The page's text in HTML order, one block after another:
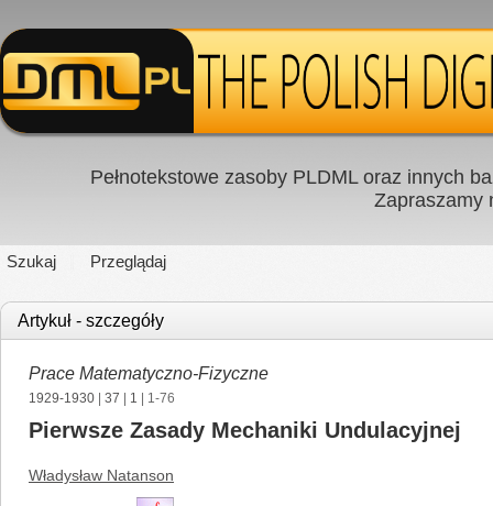
Pełnotekstowe zasoby PLDML oraz innych
Zapraszamy
Szukaj Przeglądaj
Artykuł - szczegóły
Prace Matematyczno-Fizyczne
1929-1930 37 1 | 1-76
Pierwsze Zasady Mechaniki Undulacyjnej
Władysław Natanson